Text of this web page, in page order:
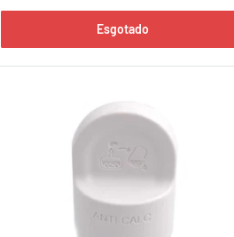
Esgotado